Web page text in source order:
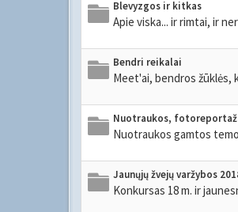
Blevyzgos ir kitkas
Apie viska... ir rimtai, ir
Bendri reikalai
Meet'ai, bendros žūklės,
Nuotraukos,
Nuotraukos gamtos
Jaunųjų žvejų varžybos
Konkursas 18 m. ir